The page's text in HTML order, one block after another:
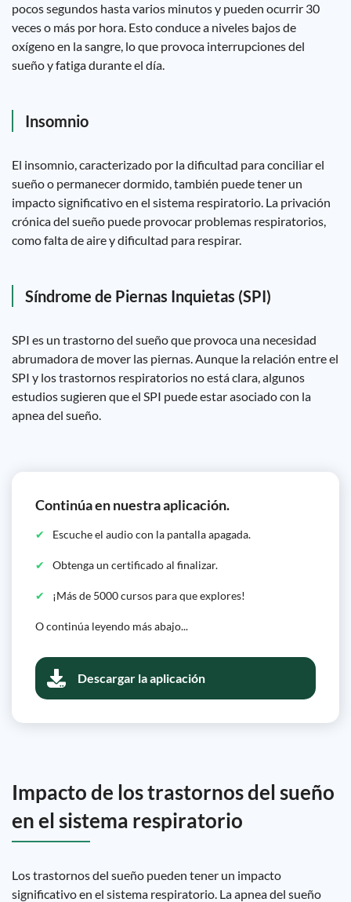
pocos segundos hasta varios minutos y pueden ocurrir 30
veces o más por hora. Esto conduce a niveles bajos de
oxígeno en la sangre, lo que provoca interrupciones del
sueño y fatiga durante el día.
Insomnio
El insomnio, caracterizado por la dificultad para conciliar el
sueño o permanecer dormido, también puede tener un
impacto significativo en el sistema respiratorio. La privación
crónica del sueño puede provocar problemas respiratorios,
como falta de aire y dificultad para respirar.
Síndrome de Piernas Inquietas (SPI)
SPI es un trastorno del sueño que provoca una necesidad
abrumadora de mover las piernas. Aunque la relación entre el
SPI y los trastornos respiratorios no está clara, algunos
estudios sugieren que el SPI puede estar asociado con la
apnea del sueño.
Continúa en nuestra aplicación.
Escuche el audio con la pantalla apagada.
Obtenga un certificado al finalizar.
¡Más de 5000 cursos para que explores!
O continúa leyendo más abajo...
Descargar la aplicación
Impacto de los trastornos del sueño
en el sistema respiratorio
Los trastornos del sueño pueden tener un impacto
significativo en el sistema respiratorio. La apnea del sueño